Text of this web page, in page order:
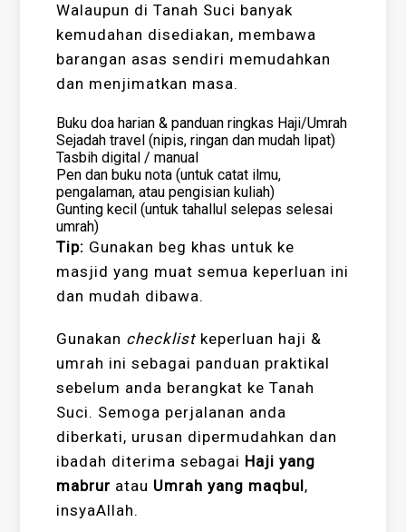
Walaupun di Tanah Suci banyak
kemudahan disediakan, membawa
barangan asas sendiri memudahkan
dan menjimatkan masa.
Buku doa harian & panduan ringkas Haji/Umrah
Sejadah travel (nipis, ringan dan mudah lipat)
Tasbih digital / manual
Pen dan buku nota (untuk catat ilmu,
pengalaman, atau pengisian kuliah)
Gunting kecil (untuk tahallul selepas selesai
umrah)
Tip: Gunakan beg khas untuk ke
masjid yang muat semua keperluan ini
dan mudah dibawa.
Gunakan checklist keperluan haji &
umrah ini sebagai panduan praktikal
sebelum anda berangkat ke Tanah
Suci. Semoga perjalanan anda
diberkati, urusan dipermudahkan dan
ibadah diterima sebagai Haji yang
mabrur atau Umrah yang maqbul,
insyaAllah.